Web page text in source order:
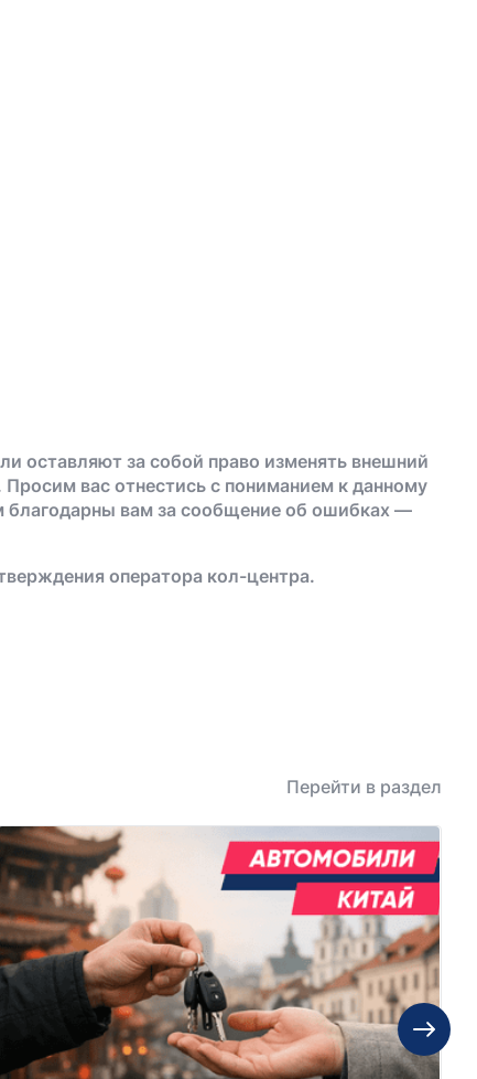
оставляют за собой право изменять внешний
вас отнестись с пониманием к данному
благодарны вам за сообщение об ошибках —
оператора кол-центра.
Перейти в раздел